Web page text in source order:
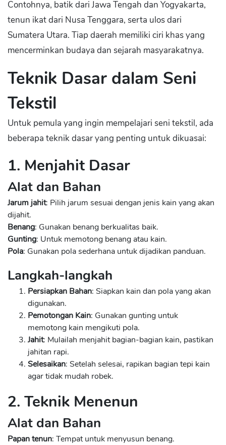
Contohnya, batik dari Jawa Tengah dan Yogyakarta,
tenun ikat dari Nusa Tenggara, serta ulos dari
Sumatera Utara. Tiap daerah memiliki ciri khas yang
mencerminkan budaya dan sejarah masyarakatnya.
Teknik Dasar dalam Seni
Tekstil
Untuk pemula yang ingin mempelajari seni tekstil, ada
beberapa teknik dasar yang penting untuk dikuasai:
1. Menjahit Dasar
Alat dan Bahan
Jarum jahit: Pilih jarum sesuai dengan jenis kain yang akan
dijahit.
Benang: Gunakan benang berkualitas baik.
Gunting: Untuk memotong benang atau kain.
Pola: Gunakan pola sederhana untuk dijadikan panduan.
Langkah-langkah
Persiapkan Bahan: Siapkan kain dan pola yang akan
digunakan.
Pemotongan Kain: Gunakan gunting untuk
memotong kain mengikuti pola.
Jahit: Mulailah menjahit bagian-bagian kain, pastikan
jahitan rapi.
Selesaikan: Setelah selesai, rapikan bagian tepi kain
agar tidak mudah robek.
2. Teknik Menenun
Alat dan Bahan
Papan tenun: Tempat untuk menyusun benang.